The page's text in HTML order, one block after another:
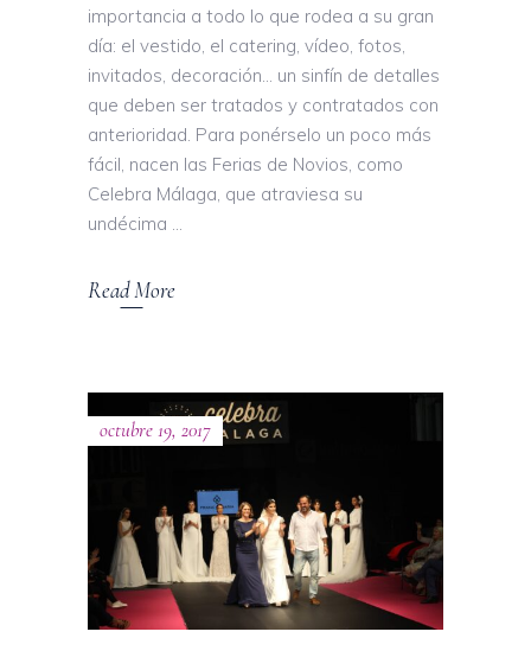
importancia a todo lo que rodea a su gran
día: el vestido, el catering, vídeo, fotos,
invitados, decoración… un sinfín de detalles
que deben ser tratados y contratados con
anterioridad. Para ponérselo un poco más
fácil, nacen las Ferias de Novios, como
Celebra Málaga, que atraviesa su
undécima
Read More
octubre 19, 2017